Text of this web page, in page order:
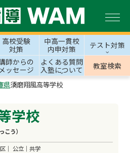
高校受験
対策
中高一貫校
内申対策
テスト対策
師からの
メッセージ
よくある質問
入塾について
教室検索
県須磨翔風高等学校
学校
こう）
｜ 公立｜共学